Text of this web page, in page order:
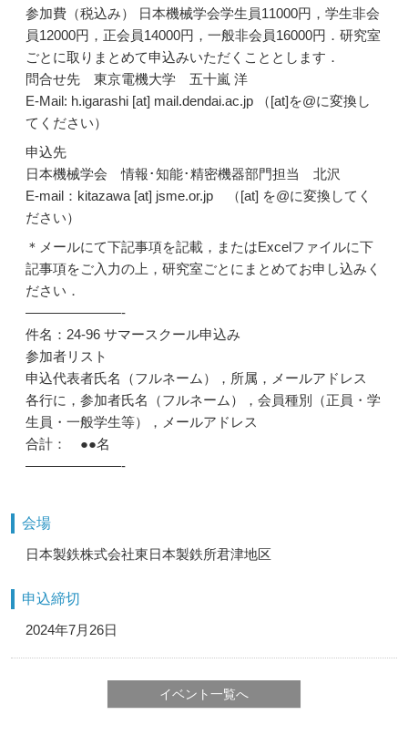
参加費（税込み） 日本機械学会学生員11000円，学生非会
員12000円，正会員14000円，一般非会員16000円．研究室
ごとに取りまとめて申込みいただくこととします．
問合せ先 東京電機大学 五十嵐 洋
E-Mail: h.igarashi [at] mail.dendai.ac.jp （[at]を@に変換し
てください）
申込先
日本機械学会 情報･知能･精密機器部門担当 北沢
E-mail：kitazawa [at] jsme.or.jp （[at] を@に変換してく
ださい）
＊メールにて下記事項を記載，またはExcelファイルに下
記事項をご入力の上，研究室ごとにまとめてお申し込みく
ださい．
———————-
件名：24-96 サマースクール申込み
参加者リスト
申込代表者氏名（フルネーム），所属，メールアドレス
各行に，参加者氏名（フルネーム），会員種別（正員・学
生員・一般学生等），メールアドレス
合計： ●●名
———————-
会場
日本製鉄株式会社東日本製鉄所君津地区
申込締切
2024年7月26日
イベント一覧へ